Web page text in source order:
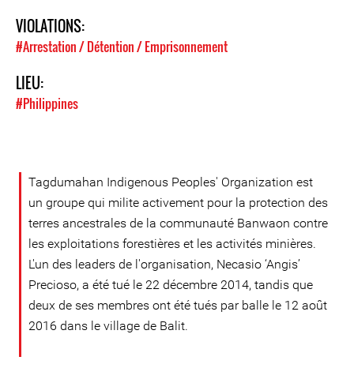
VIOLATIONS:
#Arrestation / Détention / Emprisonnement
LIEU:
#Philippines
Tagdumahan Indigenous Peoples' Organization est
un groupe qui milite activement pour la protection des
terres ancestrales de la communauté Banwaon contre
les exploitations forestières et les activités minières.
L'un des leaders de l'organisation, Necasio ‘Angis’
Precioso, a été tué le 22 décembre 2014, tandis que
deux de ses membres ont été tués par balle le 12 août
2016 dans le village de Balit.